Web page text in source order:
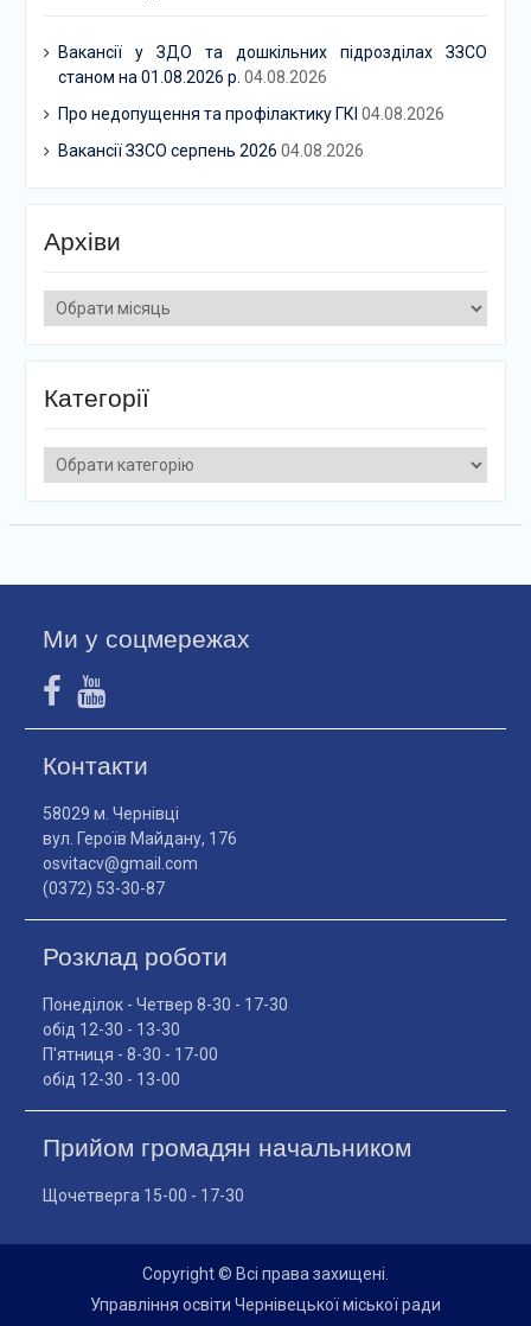
Вакансії у ЗДО та дошкільних підрозділах ЗЗСО
станом на 01.08.2026 р. 04.08.2026
Про недопущення та профілактику ГКІ 04.08.2026
Вакансії ЗЗСО серпень 2026 04.08.2026
Архіви
Архіви
Категорії
Категорії
Ми у соцмережах
Контакти
58029 м. Чернівці
вул. Героїв Майдану, 176
osvitacv@gmail.com
(0372) 53-30-87
Розклад роботи
Понеділок - Четвер 8-30 - 17-30
обід 12-30 - 13-30
П'ятниця - 8-30 - 17-00
обід 12-30 - 13-00
Прийом громадян начальником
Щочетверга 15-00 - 17-30
Copyright © Всі права захищені.
Управління освіти Чернівецької міської ради